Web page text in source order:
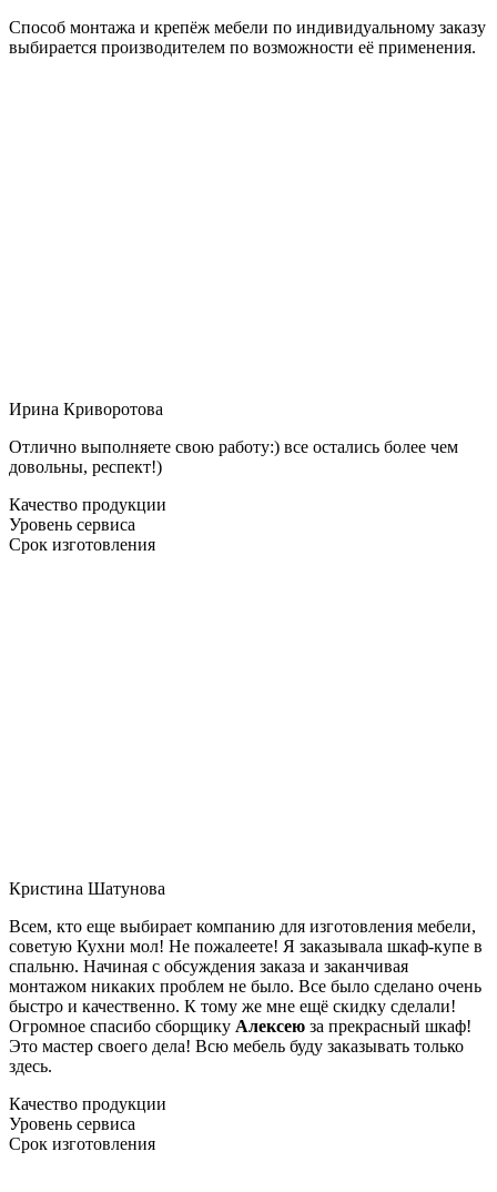
Способ монтажа и крепёж мебели по индивидуальному заказу
выбирается производителем по возможности её применения.
Ирина Криворотова
Отлично выполняете свою работу:) все остались более чем
довольны, респект!)
Качество продукции
Уровень сервиса
Срок изготовления
Кристина Шатунова
Всем, кто еще выбирает компанию для изготовления мебели,
советую Кухни мол! Не пожалеете! Я заказывала шкаф-купе в
спальню. Начиная с обсуждения заказа и заканчивая
монтажом никаких проблем не было. Все было сделано очень
быстро и качественно. К тому же мне ещё скидку сделали!
Огромное спасибо сборщику Алексею за прекрасный шкаф!
Это мастер своего дела! Всю мебель буду заказывать только
здесь.
Качество продукции
Уровень сервиса
Срок изготовления